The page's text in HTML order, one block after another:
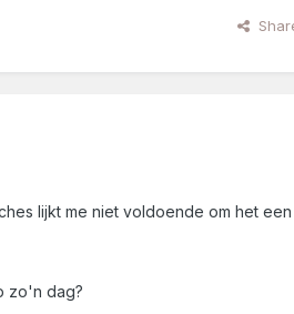
lijkt me niet voldoende om het
zo'n dag?